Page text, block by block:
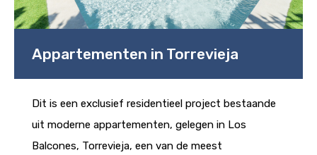
Appartementen in Torrevieja
Dit is een exclusief residentieel project bestaande
uit moderne appartementen, gelegen in Los
Balcones, Torrevieja, een van de meest